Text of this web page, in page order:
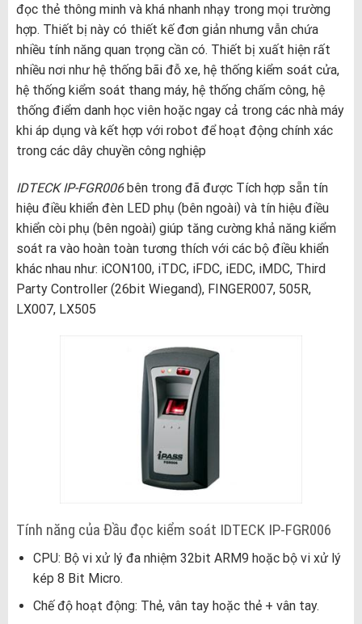
đọc thẻ thông minh và khá nhanh nhạy trong mọi trường
hợp. Thiết bị này có thiết kế đơn giản nhưng vẫn chứa
nhiều tính năng quan trọng cần có. Thiết bị xuất hiện rất
nhiều nơi như hệ thống bãi đỗ xe, hệ thống kiểm soát cửa,
hệ thống kiểm soát thang máy, hệ thống chấm công, hệ
thống điểm danh học viên hoặc ngay cả trong các nhà máy
khi áp dụng và kết hợp với robot để hoạt động chính xác
trong các dây chuyền công nghiệp
IDTECK IP-FGR006bên trong đã được Tích hợp sẵn tín
hiệu điều khiển đèn LED phụ (bên ngoài) và tín hiệu điều
khiển còi phụ (bên ngoài) giúp tăng cường khả năng kiểm
soát ra vào hoàn toàn tương thích với các bộ điều khiển
khác nhau như: iCON100, iTDC, iFDC, iEDC, iMDC, Third
Party Controller (26bit Wiegand), FINGER007, 505R,
LX007, LX505
Tính năng của Đầu đọc kiểm soát IDTECK IP-FGR006
CPU: Bộ vi xử lý đa nhiệm 32bit ARM9 hoặc bộ vi xử lý
kép 8 Bit Micro.
Chế độ hoạt động: Thẻ, vân tay hoặc thẻ + vân tay.